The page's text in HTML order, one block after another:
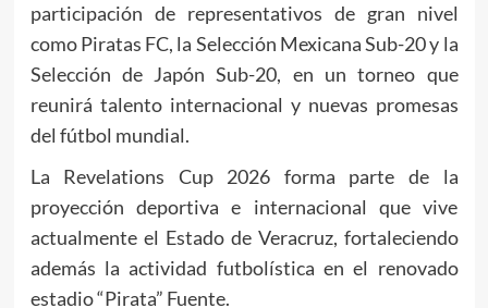
participación de representativos de gran nivel
como Piratas FC, la Selección Mexicana Sub-20 y la
Selección de Japón Sub-20, en un torneo que
reunirá talento internacional y nuevas promesas
del fútbol mundial.
La Revelations Cup 2026 forma parte de la
proyección deportiva e internacional que vive
actualmente el Estado de Veracruz, fortaleciendo
además la actividad futbolística en el renovado
estadio “Pirata” Fuente.